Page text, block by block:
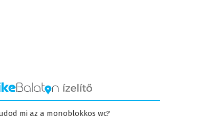
mi az a monoblokkos wc?